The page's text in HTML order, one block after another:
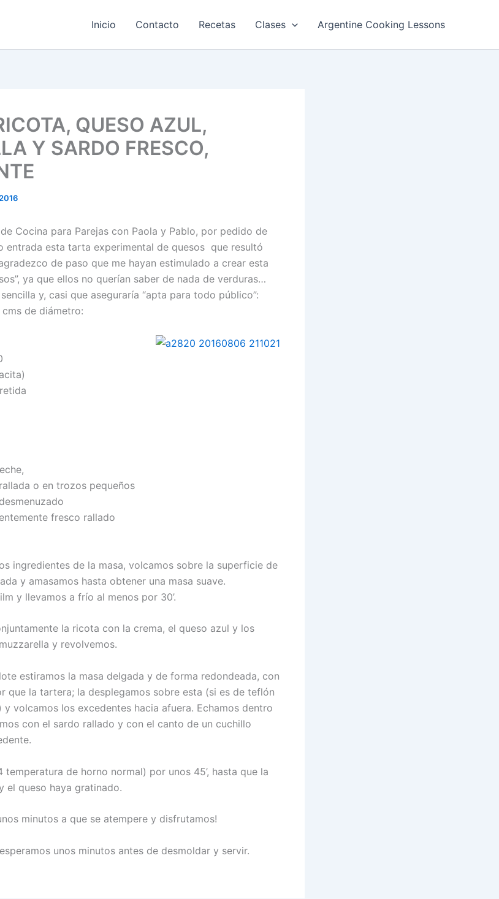
Inicio Contacto Recetas Clases Argentine Cooking Lessons
QUESO AZUL,
Y SARDO FRESCO,
Cocina para Parejas con Paola y Pablo, por pedido de
entrada esta tarta experimental de quesos que resultó
de paso que me hayan estimulado a crear esta
ya que ellos no querían saber de nada de verduras…
y, casi que aseguraría “apta para todo público”:
de diámetro:
o en trozos pequeños
fresco rallado
ingredientes de la masa, volcamos sobre la superficie de
y amasamos hasta obtener una masa suave.
y llevamos a frío al menos por 30’.
la ricota con la crema, el queso azul y los
y revolvemos.
estiramos la masa delgada y de forma redondeada, con
que la tartera; la desplegamos sobre esta (si es de teflón
y volcamos los excedentes hacia afuera. Echamos dentro
con el sardo rallado y con el canto de un cuchillo
temperatura de horno normal) por unos 45’, hasta que la
el queso haya gratinado.
minutos a que se atempere y disfrutamos!
unos minutos antes de desmoldar y servir.